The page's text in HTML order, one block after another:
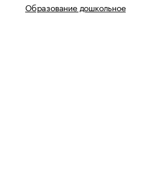
Образование дошкольное